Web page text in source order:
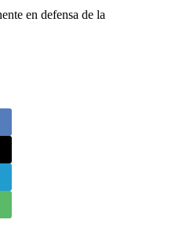
en defensa de la